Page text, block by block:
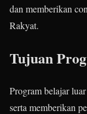
dan memberikan
Rakyat.
Tujuan
Program belajar
serta memberikan